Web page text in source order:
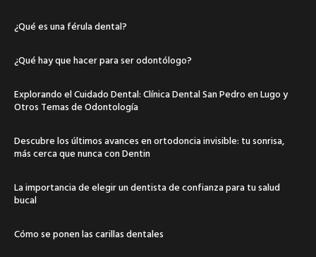
¿Qué es una férula dental?
¿Qué hay que hacer para ser odontólogo?
Explorando el Cuidado Dental: Clínica Dental San Pedro en Lugo y
Otros Temas de Odontología
Descubre los últimos avances en ortodoncia invisible: tu sonrisa,
más cerca que nunca con Dentin
La importancia de elegir un dentista de confianza para tu salud
bucal
Cómo se ponen las carillas dentales